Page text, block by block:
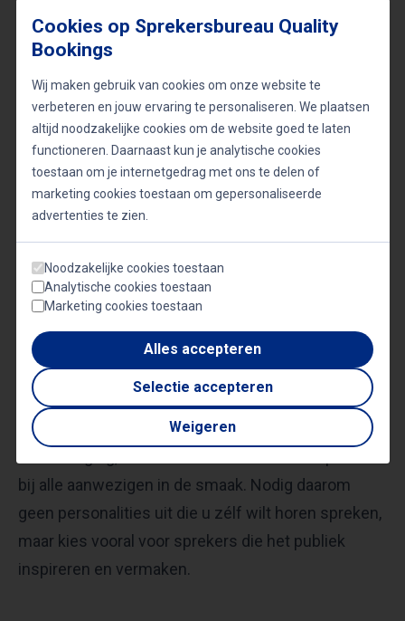
worden gepland en het is sterk aan te bevelen deze
taken te verdelen over een team van meerdere
medewerkers.
Het aantal mensen dat nodig is, hangt af van de
grootte van het gewenste evenement. Een tekort
aan personeel leidt vaak tot haastwerk en gaat
daarmee ten koste van de kwaliteit van uw
een heldere rolverdeling binnen het team.
Varieer de sprekers en het programma
Hoe groter een congres, hoe gevarieerder het
publiek in de meeste gevallen is. Dat stelt u voor
bij alle aanwezigen in de smaak. Nodig daarom
geen personalities uit die u zélf wilt horen spreken,
maar kies vooral voor sprekers die het publiek
inspireren en vermaken.
Cookies op Sprekersbureau Quality
Bookings
Wij maken gebruik van cookies om onze website te
verbeteren en jouw ervaring te personaliseren. We plaatsen
altijd noodzakelijke cookies om de website goed te laten
functioneren. Daarnaast kun je analytische cookies
toestaan om je internetgedrag met ons te delen of
marketing cookies toestaan om gepersonaliseerde
advertenties te zien.
Noodzakelijke cookies toestaan
Analytische cookies toestaan
Marketing cookies toestaan
Alles accepteren
Selectie accepteren
Weigeren